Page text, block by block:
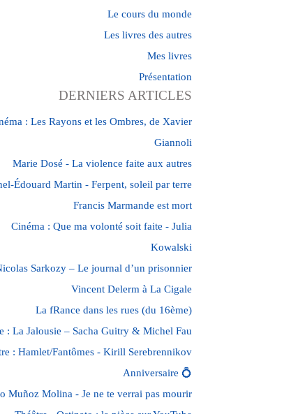
Le cours du monde
Les livres des autres
Mes livres
Présentation
DERNIERS ARTICLES
: Les Rayons et les Ombres, de Xavier
Giannoli
Marie Dosé - La violence faite aux autres
Édouard Martin - Ferpent, soleil par terre
Francis Marmande est mort
Cinéma : Que ma volonté soit faite - Julia
Kowalski
Sarkozy – Le journal d’un prisonnier
Vincent Delerm à La Cigale
La fRance dans les rues (du 16ème)
: La Jalousie – Sacha Guitry & Michel Fau
: Hamlet/Fantômes - Kirill Serebrennikov
Anniversaire 💍
Muñoz Molina - Je ne te verrai pas mourir